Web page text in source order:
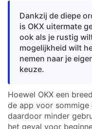
Dankzij de diepe
is OKX uitermate
ook als je rustig
mogelijkheid wilt
nemen naar je
keuze.
Hoewel OKX een
de app voor sommige
daardoor minder
het geval voor